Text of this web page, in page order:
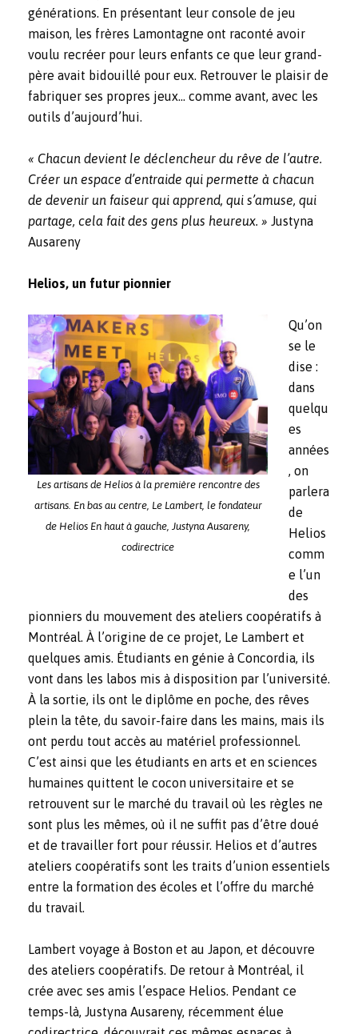
générations. En présentant leur console de jeu
maison, les frères Lamontagne ont raconté avoir
voulu recréer pour leurs enfants ce que leur grand-
père avait bidouillé pour eux. Retrouver le plaisir de
fabriquer ses propres jeux… comme avant, avec les
outils d’aujourd’hui.
« Chacun devient le déclencheur du rêve de l’autre.
Créer un espace d’entraide qui permette à chacun
de devenir un faiseur qui apprend, qui s’amuse, qui
partage, cela fait des gens plus heureux. » Justyna
Ausareny
Helios, un futur pionnier
Les artisans de Helios à la première rencontre des
artisans. En bas au centre, Le Lambert, le fondateur
de Helios En haut à gauche, Justyna Ausareny,
codirectrice
Qu’on
se le
dise :
dans
quelqu
es
années
, on
parlera
de
Helios
comm
e l’un
des
pionniers du mouvement des ateliers coopératifs à
Montréal. À l’origine de ce projet, Le Lambert et
quelques amis. Étudiants en génie à Concordia, ils
vont dans les labos mis à disposition par l’université.
À la sortie, ils ont le diplôme en poche, des rêves
plein la tête, du savoir-faire dans les mains, mais ils
ont perdu tout accès au matériel professionnel.
C’est ainsi que les étudiants en arts et en sciences
humaines quittent le cocon universitaire et se
retrouvent sur le marché du travail où les règles ne
sont plus les mêmes, où il ne suffit pas d’être doué
et de travailler fort pour réussir. Helios et d’autres
ateliers coopératifs sont les traits d’union essentiels
entre la formation des écoles et l’offre du marché
du travail.
Lambert voyage à Boston et au Japon, et découvre
des ateliers coopératifs. De retour à Montréal, il
crée avec ses amis l’espace Helios. Pendant ce
temps-là, Justyna Ausareny, récemment élue